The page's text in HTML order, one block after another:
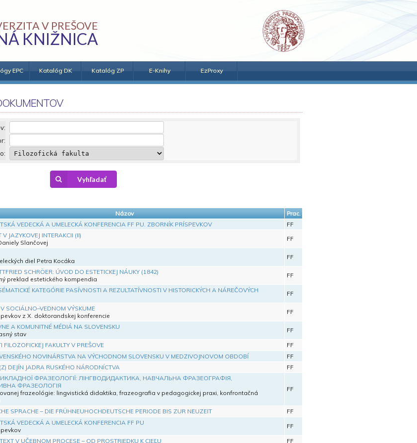
V PREŠOVE
KNIŽNICA
EPC Katalóg DK Katalóg ZP E-Knihy EzProxy
Vyhľadať
Názov
Prac.
VEDECKÁ A UMELECKÁ KONFERENCIA FF PU. ZBORNÍK PRÍSPEVKOV
FF
V JAZYKOVEJ INTERAKCII (II)
Slančovej
FF
diel Petra Kocáka
FF
SCHRÖER: ÚVOD DO ESTETICKEJ NÁUKY (1842)
preklad estetického kompendia
FF
KATEGÓRIE PASÍVNOSTI A REZULTATÍVNOSTI V HISTORICKÝCH A NÁREČOVÝCH
FF
SOCIÁLNO–VEDNOM VÝSKUME
z X. doktorandskej konferencie
FF
A KOMUNITNÉ MÉDIÁ NA SLOVENSKU
stav
FF
FILOZOFICKEJ FAKULTY V PREŠOVE
FF
NOVINÁRSTVA NA VÝCHODNOM SLOVENSKU V MEDZIVOJNOVOM OBDOBÍ
FF
DEJÍN JADRA RUSKÉHO NÁRODNÍCTVA FF
ФРАЗЕОЛОГІЇ: ЛІНГВОДИДАКТИКА, НАВЧАЛЬНА ФРАЗЕОГРАФІЯ,
ФРАЗЕОЛОГІЯ
frazeológie: lingvistická didaktika, frazeografia v pedagogickej praxi, konfrontačná
FF
SPRACHE – DIE FRÜHNEUHOCHDEUTSCHE PERIODE BIS ZUR NEUZEIT
FF
VEDECKÁ A UMELECKÁ KONFERENCIA FF PU
FF
V UČEBNOM PROCESE – OD PROSTRIEDKU K CIEĽU FF